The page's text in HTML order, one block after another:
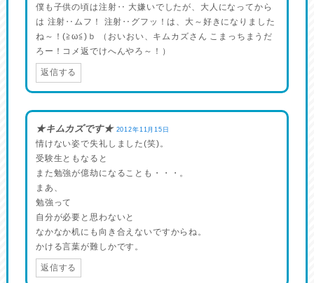
僕も子供の頃は注射‥ 大嫌いでしたが、大人になってから
は 注射‥ムフ！ 注射‥グフッ！は、大～好きになりました
ね～！(≧ω≦)ｂ （おいおい、キムカズさん こまっちまうだ
ろー！コメ返でけへんやろ～！）
返信する
★キムカズです★ 2012年11月15日
情けない姿で失礼しました(笑)。
受験生ともなると
また勉強が億劫になることも・・・。
まあ、
勉強って
自分が必要と思わないと
なかなか机にも向き合えないですからね。
かける言葉が難しかです。
返信する